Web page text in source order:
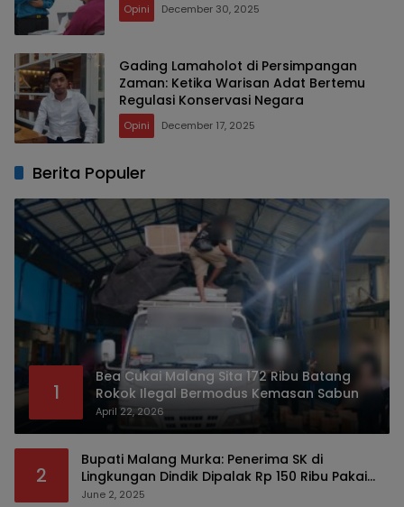
Opini December 30, 2025
Gading Lamaholot di Persimpangan
Zaman: Ketika Warisan Adat Bertemu
Regulasi Konservasi Negara
Opini December 17, 2025
Berita Populer
1
Bea Cukai Malang Sita 172 Ribu Batang
Rokok Ilegal Bermodus Kemasan Sabun
April 22, 2026
2
Bupati Malang Murka: Penerima SK di
Lingkungan Dindik Dipalak Rp 150 Ribu Pakai
Modus Tumpengan, KPK Turut Pantau
June 2, 2025